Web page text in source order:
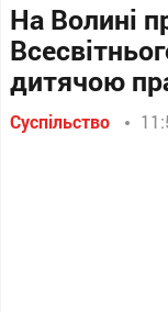
На Волині
дитячою
Суспільство